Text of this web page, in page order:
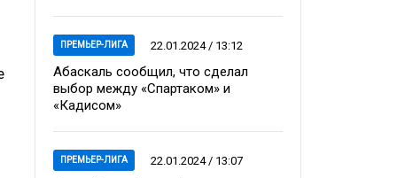
ПРЕМЬЕР-ЛИГА 22.01.2024 / 13:12
Абаскаль сообщил, что сделал
выбор между «Спартаком» и
«Кадисом»
ПРЕМЬЕР-ЛИГА 22.01.2024 / 13:07